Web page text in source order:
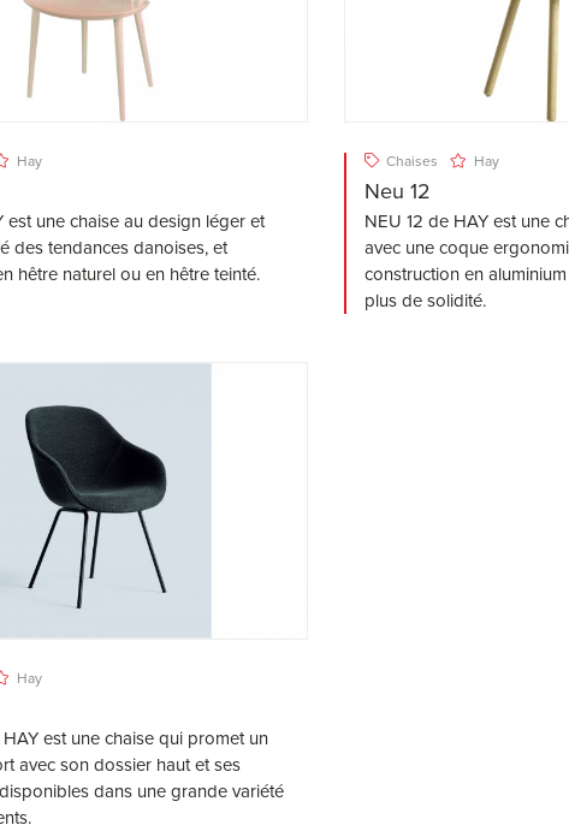
Hay
est une chaise au design léger et
des tendances danoises, et
hêtre naturel ou en hêtre teinté.
Chaises Hay
Neu 12
NEU 12 de HAY est une
avec une coque
construction en
plus de solidité.
Hay
est une chaise qui promet un
avec son dossier haut et ses
dans une grande variété